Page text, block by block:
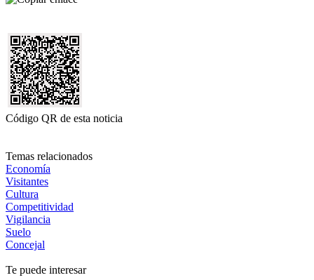
Código QR de esta noticia
Temas relacionados
Economía
Visitantes
Cultura
Competitividad
Vigilancia
Suelo
Concejal
Te puede interesar